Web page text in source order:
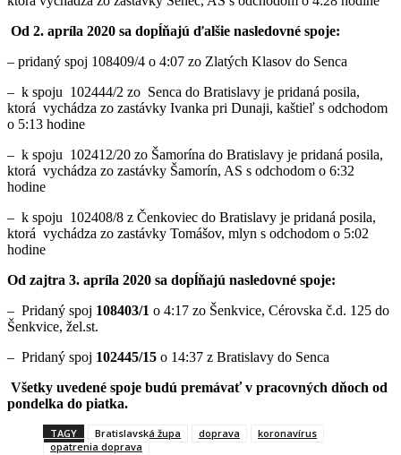
Od 2. apríla 2020 sa dopĺňajú ďalšie nasledovné spoje:
– pridaný spoj 108409/4 o 4:07 zo Zlatých Klasov do Senca
– k spoju 102444/2 zo Senca do Bratislavy je pridaná posila,
ktorá vychádza zo zastávky Ivanka pri Dunaji, kaštieľ s odchodom
o 5:13 hodine
– k spoju 102412/20 zo Šamorína do Bratislavy je pridaná posila,
ktorá vychádza zo zastávky Šamorín, AS s odchodom o 6:32
hodine
– k spoju 102408/8 z Čenkoviec do Bratislavy je pridaná posila,
ktorá vychádza zo zastávky Tomášov, mlyn s odchodom o 5:02
hodine
Od zajtra 3. apríla 2020 sa dopĺňajú nasledovné spoje:
– Pridaný spoj 108403/1 o 4:17 zo Šenkvice, Cérovska č.d. 125 do
Šenkvice, žel.st.
– Pridaný spoj 102445/15 o 14:37 z Bratislavy do Senca
Všetky uvedené spoje budú premávať v pracovných dňoch od
pondelka do piatka.
TAGY Bratislavská župa doprava
koronavírus
opatrenia doprava